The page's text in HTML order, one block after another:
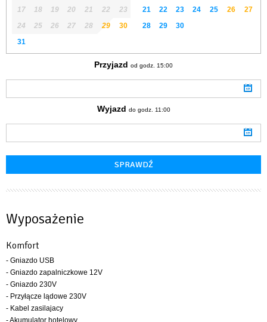
17
18 19 20 21 22
23
24
25 26 27 28 29
30
31
21
22 23 24 25 26
27
28
29 30
Przyjazd od godz. 15:00
Wyjazd do godz. 11:00
Wyposażenie
Komfort
- Gniazdo USB
- Gniazdo zapalniczkowe 12V
- Gniazdo 230V
- Przyłącze lądowe 230V
- Kabel zasilajacy
- Akumulator hotelowy